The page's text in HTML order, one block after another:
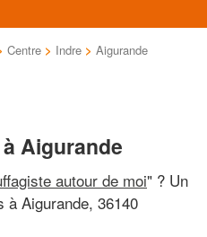
Centre > Indre > Aigurande
Aigurande
autour de moi" ? Un
à Aigurande, 36140